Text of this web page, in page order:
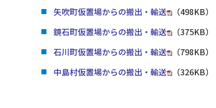
矢吹町仮置場からの搬出・輸送
（498KB）
鏡石町仮置場からの搬出・輸送
（375KB）
石川町仮置場からの搬出・輸送
（798KB）
中島村仮置場からの搬出・輸送
（326KB）